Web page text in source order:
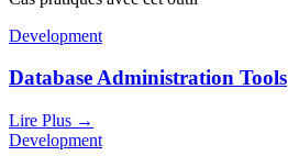
Development
Database Administration Tools
Lire Plus →
Development